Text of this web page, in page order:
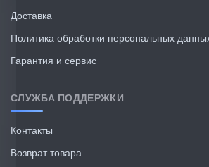
Доставка
Политика обработки персональных
Гарантия и сервис
СЛУЖБА ПОДДЕРЖКИ
Контакты
Возврат товара